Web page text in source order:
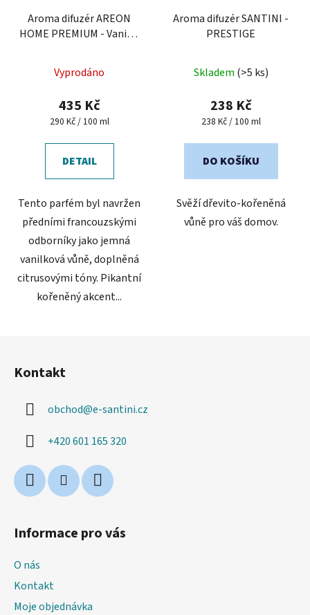
Aroma difuzér AREON
HOME PREMIUM - Vanilla
hodnocení
produktu
je
z
Vyprodáno
435 Kč
Měrná
290 Kč / 100 ml
DETAIL
Tento parfém byl navržen
předními francouzskými
odborníky jako jemná
vanilková vůně, doplněná
citrusovými tóny. Pikantní
kořeněný akcent...
Aroma difuzér SANTINI -
PRESTIGE
hodnocení
produktu
je
z
Skladem (>5 ks)
238 Kč
Měrná
238 Kč / 100 ml
DO KOŠÍKU
Svěží dřevito-kořeněná
vůně pro váš domov.
Kontakt
obchod@e-santini.cz
+420 601 165 320
Informace pro vás
O nás
Kontakt
Moje objednávka